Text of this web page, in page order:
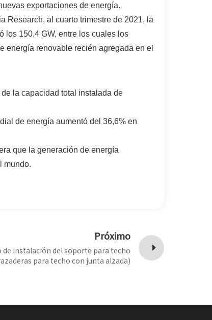
exportaciones de energía.
Research, al cuarto trimestre de 2021, la
los 150,4 GW, entre los cuales los
energía renovable recién agregada en el
la capacidad total instalada de
de energía aumentó del 36,6% en
que la generación de energía
mundo.
Próximo
de instalación del soporte para techo
para techo con junta alzada)